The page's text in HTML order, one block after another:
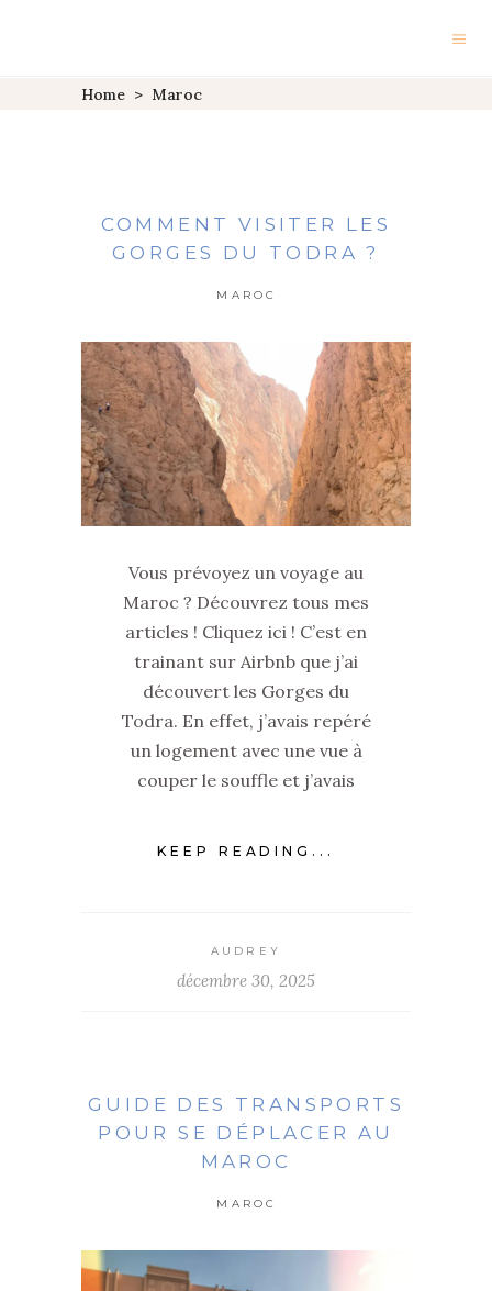
Home > Maroc
COMMENT VISITER LES
GORGES DU TODRA ?
MAROC
Vous prévoyez un voyage au
Maroc ? Découvrez tous mes
articles ! Cliquez ici ! C’est en
trainant sur Airbnb que j’ai
découvert les Gorges du
Todra. En effet, j’avais repéré
un logement avec une vue à
couper le souffle et j’avais
KEEP READING...
AUDREY
décembre 30, 2025
GUIDE DES TRANSPORTS
POUR SE DÉPLACER AU
MAROC
MAROC